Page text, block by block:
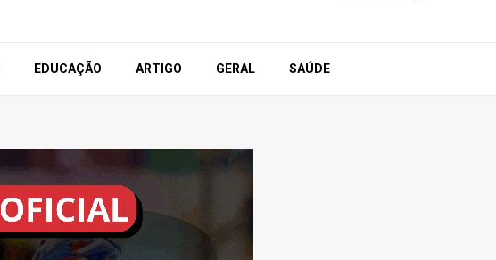
EDUCAÇÃO ARTIGO GERAL SAÚDE